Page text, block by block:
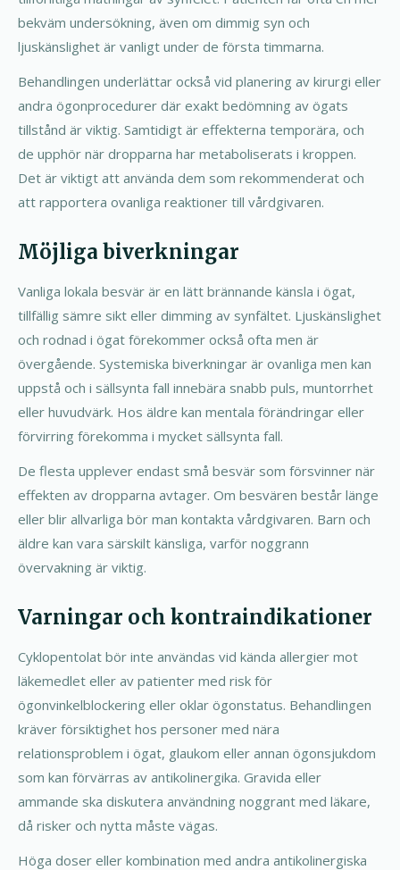
bekväm undersökning, även om dimmig syn och
ljuskänslighet är vanligt under de första timmarna.
Behandlingen underlättar också vid planering av kirurgi eller
andra ögonprocedurer där exakt bedömning av ögats
tillstånd är viktig. Samtidigt är effekterna temporära, och
de upphör när dropparna har metaboliserats i kroppen.
Det är viktigt att använda dem som rekommenderat och
att rapportera ovanliga reaktioner till vårdgivaren.
Möjliga biverkningar
Vanliga lokala besvär är en lätt brännande känsla i ögat,
tillfällig sämre sikt eller dimming av synfältet. Ljuskänslighet
och rodnad i ögat förekommer också ofta men är
övergående. Systemiska biverkningar är ovanliga men kan
uppstå och i sällsynta fall innebära snabb puls, muntorrhet
eller huvudvärk. Hos äldre kan mentala förändringar eller
förvirring förekomma i mycket sällsynta fall.
De flesta upplever endast små besvär som försvinner när
effekten av dropparna avtager. Om besvären består länge
eller blir allvarliga bör man kontakta vårdgivaren. Barn och
äldre kan vara särskilt känsliga, varför noggrann
övervakning är viktig.
Varningar och kontraindikationer
Cyklopentolat bör inte användas vid kända allergier mot
läkemedlet eller av patienter med risk för
ögonvinkelblockering eller oklar ögonstatus. Behandlingen
kräver försiktighet hos personer med nära
relationsproblem i ögat, glaukom eller annan ögonsjukdom
som kan förvärras av antikolinergika. Gravida eller
ammande ska diskutera användning noggrant med läkare,
då risker och nytta måste vägas.
Höga doser eller kombination med andra antikolinergiska